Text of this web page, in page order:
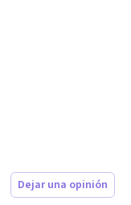
Dejar una opinión